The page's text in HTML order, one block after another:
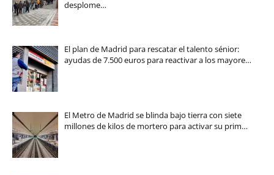
desplome…
El plan de Madrid para rescatar el talento sénior:
ayudas de 7.500 euros para reactivar a los mayore…
El Metro de Madrid se blinda bajo tierra con siete
millones de kilos de mortero para activar su prim…